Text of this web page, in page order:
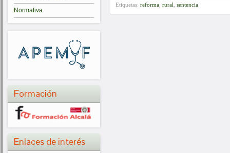
Normativa
Formación
Enlaces de interés
Etiquetas: reforma rural sentencia